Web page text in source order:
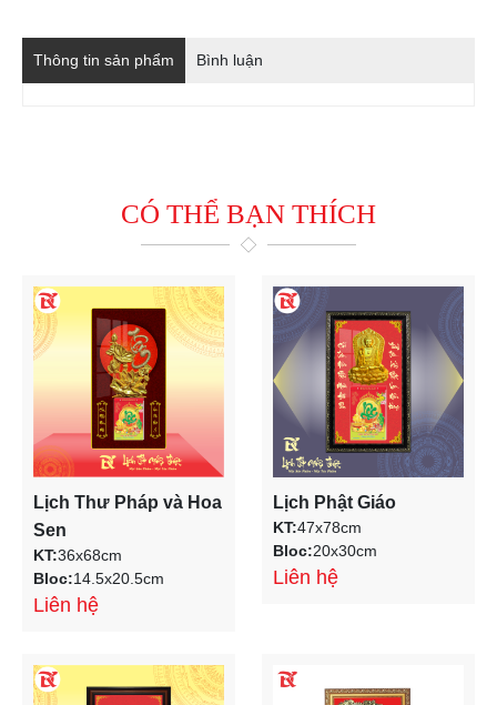
Thông tin sản phẩm Bình luận
CÓ THỂ BẠN THÍCH
Lịch Thư Pháp và Hoa
Sen
KT:36x68cm
Bloc:14.5x20.5cm
Liên hệ
Lịch Phật Giáo
KT:47x78cm
Bloc:20x30cm
Liên hệ